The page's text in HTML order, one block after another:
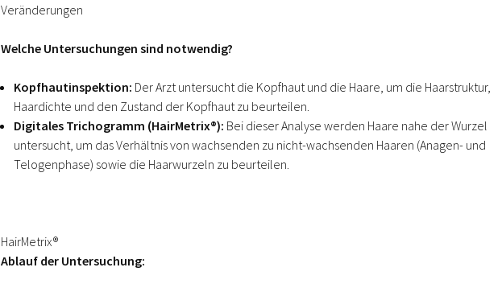
Veränderungen
Welche Untersuchungen sind notwendig?
Kopfhautinspektion: Der Arzt untersucht die Kopfhaut und die Haare, um die Haarstruktur,
Haardichte und den Zustand der Kopfhaut zu beurteilen.
Digitales Trichogramm (HairMetrix®): Bei dieser Analyse werden Haare nahe der Wurzel
untersucht, um das Verhältnis von wachsenden zu nicht-wachsenden Haaren (Anagen- und
Telogenphase) sowie die Haarwurzeln zu beurteilen.
HairMetrix®
Ablauf der Untersuchung: